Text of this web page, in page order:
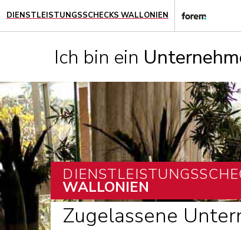
DIENSTLEISTUNGSSCHECKS WALLONIEN
Ich bin ein
WALLONIEN
Zugelassene